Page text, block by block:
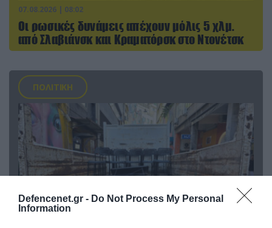
Defencenet.gr - Do Not Process My Personal
Information
07.08.2026 | 08:02
Οι ρωσικές δυνάμεις απέχουν μόλις 5 χλμ.
από Σλαβιάνσκ και Κραματόρσκ στο Ντονέτσκ
ΠΟΛΙΤΙΚΗ